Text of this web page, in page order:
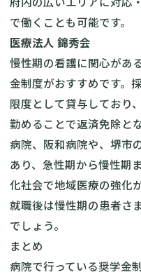
で働くことも可能です。
医療法人 錦秀会
慢性期の看護に関心があ
金制度がおすすめです。
限度として貸与しており
勤めることで返済免除と
病院、阪和病院や、堺市
あり、急性期から慢性期
化社会で地域医療の強化
就職後は慢性期の患者さ
でしょう。
まとめ
病院で行っている奨学金